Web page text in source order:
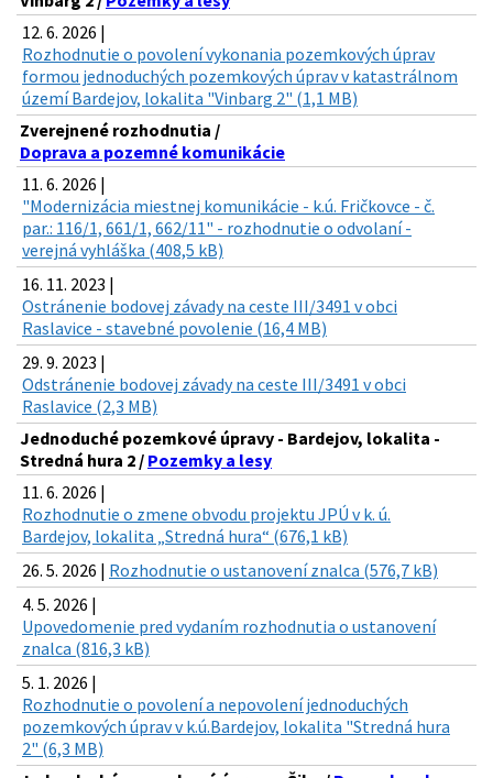
12. 6. 2026 |
Rozhodnutie o povolení vykonania pozemkových úprav
formou jednoduchých pozemkových úprav v katastrálnom
území Bardejov, lokalita "Vinbarg 2" (1,1 MB)
Zverejnené rozhodnutia /
Doprava a pozemné komunikácie
11. 6. 2026 |
"Modernizácia miestnej komunikácie - k.ú. Fričkovce - č.
par.: 116/1, 661/1, 662/11" - rozhodnutie o odvolaní -
verejná vyhláška (408,5 kB)
16. 11. 2023 |
Ostránenie bodovej závady na ceste III/3491 v obci
Raslavice - stavebné povolenie (16,4 MB)
29. 9. 2023 |
Odstránenie bodovej závady na ceste III/3491 v obci
Raslavice (2,3 MB)
Jednoduché pozemkové úpravy - Bardejov, lokalita -
Stredná hura 2 / Pozemky a lesy
11. 6. 2026 |
Rozhodnutie o zmene obvodu projektu JPÚ v k. ú.
Bardejov, lokalita „Stredná hura“ (676,1 kB)
26. 5. 2026 | Rozhodnutie o ustanovení znalca (576,7 kB)
4. 5. 2026 |
Upovedomenie pred vydaním rozhodnutia o ustanovení
znalca (816,3 kB)
5. 1. 2026 |
Rozhodnutie o povolení a nepovolení jednoduchých
pozemkových úprav v k.ú.Bardejov, lokalita "Stredná hura
2" (6,3 MB)